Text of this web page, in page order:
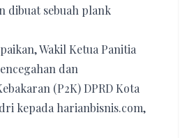
dibuat sebuah plank
Wakil Ketua Panitia
dan
(P2K) DPRD Kota
kepada harianbisnis.com,